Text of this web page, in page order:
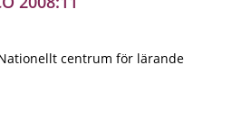
centrum för lärande